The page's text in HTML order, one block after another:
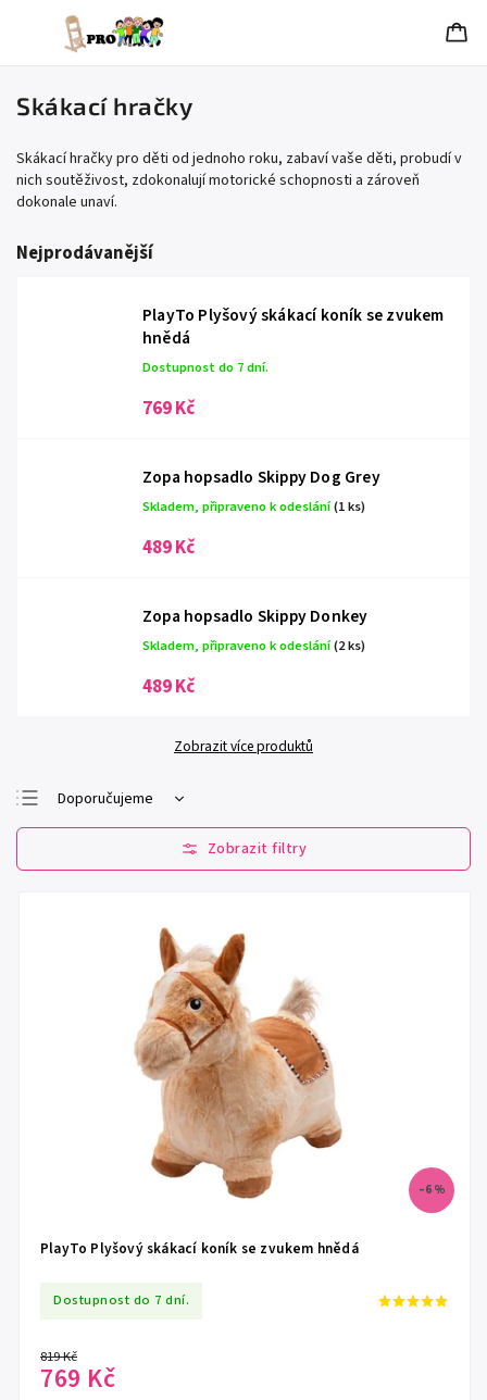
Skákací hračky
Skákací hračky pro děti od jednoho roku, zabaví vaše děti, probudí v
nich soutěživost, zdokonalují motorické schopnosti a zároveň
dokonale unaví.
Nejprodávanější
PlayTo Plyšový skákací koník se zvukem
hnědá
Dostupnost do 7 dní.
769 Kč
Zopa hopsadlo Skippy Dog Grey
Skladem, připraveno k odeslání(1 ks)
489 Kč
Zopa hopsadlo Skippy Donkey
Skladem, připraveno k odeslání(2 ks)
489 Kč
Zobrazit více produktů
Doporučujeme
Nejlevnější
Nejdražší
–6 %
PlayTo Plyšový skákací koník se zvukem hnědá
Dostupnost do 7 dní.
819 Kč
769 Kč